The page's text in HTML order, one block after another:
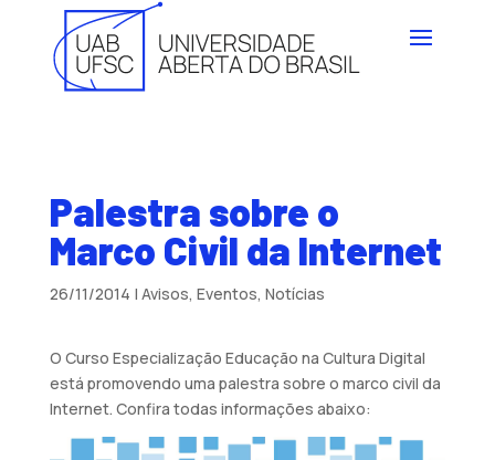
Palestra sobre o
Marco Civil da Internet
26/11/2014 | Avisos, Eventos, Notícias
O Curso Especialização Educação na Cultura Digital
está promovendo uma palestra sobre o marco civil da
Internet. Confira todas informações abaixo: